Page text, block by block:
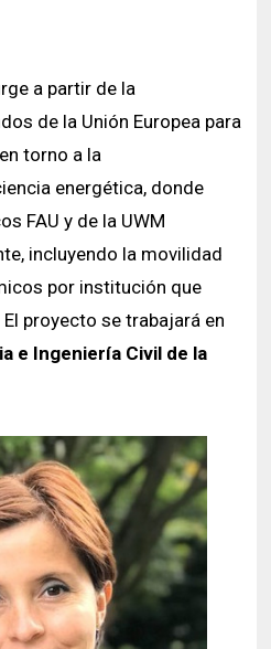
a partir de la
de la Unión Europea para
torno a la
energética, donde
FAU y de la UWM
incluyendo la movilidad
por institución que
proyecto se trabajará en
e Ingeniería Civil de la